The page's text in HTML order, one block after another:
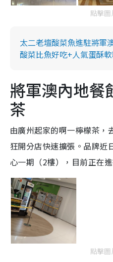
點擊
太二老壇酸菜魚進駐將軍
酸菜比魚好吃+人氣蛋酥
將軍澳內地餐
茶
由廣州起家的啊一檸檬茶，
狂開分店快速擴張。品牌近
心一期（2樓），目前正在
點擊